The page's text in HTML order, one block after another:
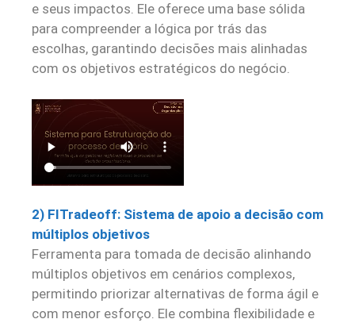
e seus impactos. Ele oferece uma base sólida
para compreender a lógica por trás das
escolhas, garantindo decisões mais alinhadas
com os objetivos estratégicos do negócio.
2) FITradeoff: Sistema de apoio a decisão com
múltiplos objetivos
Ferramenta para tomada de decisão alinhando
múltiplos objetivos em cenários complexos,
permitindo priorizar alternativas de forma ágil e
com menor esforço. Ele combina flexibilidade e